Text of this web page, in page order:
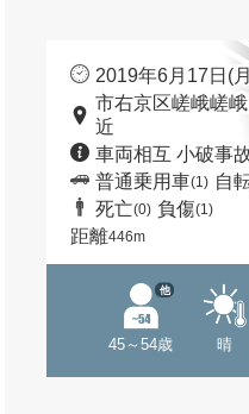
2019年6月17日(
市右京区嵯峨嵯
近
車両相互 小破事
普通乗用車(1) 自
死亡(0) 負傷(1)
距離446m
45～54歳
他
晴